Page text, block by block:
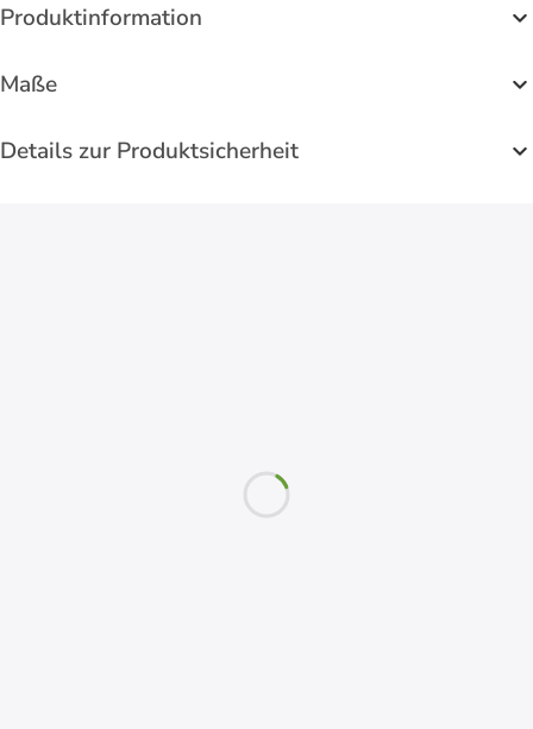
Produktinformation
Maße
Details zur Produktsicherheit